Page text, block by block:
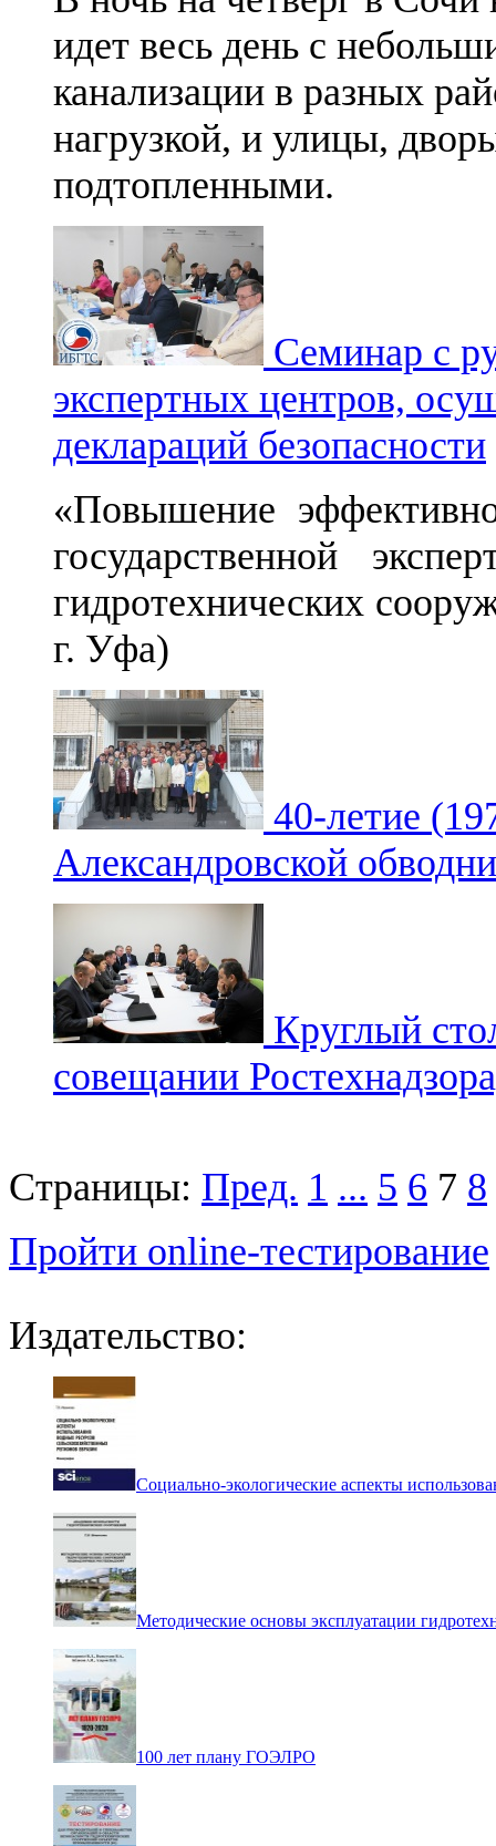
идет весь день с
канализации в разных
нагрузкой, и улицы,
подтопленными.
Семинар с
экспертных центров,
деклараций безопасности
«Повышение
государственной
гидротехнических
г. Уфа)
40-летие
Александровской
Круглый
совещании
Страницы: Пред. 1 ... 5 6 7 8
Пройти online-тестирование
Издательство:
Социально-экологические аспекты
Методические основы эксплуатации
100 лет плану ГОЭЛРО